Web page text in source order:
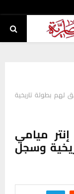
لهم بطولة تاريخية
ميامي
وسجل